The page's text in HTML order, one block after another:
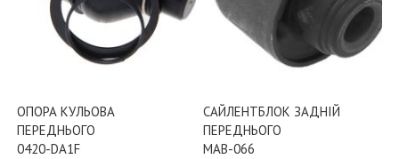
ОПОРА КУЛЬОВА
ПЕРЕДНЬОГО
0420-DA1F
САЙЛЕНТБЛОК ЗАДНІЙ
ПЕРЕДНЬОГО
MAB-066